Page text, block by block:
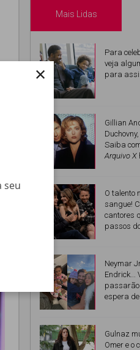
seu
×
Mais Lidas
Para
veja
para
Gillian
Saiba
Arquivo X
O talento
sangue!
cantores
passos
Neymar
Endrick...
passarão
espera
Gulnaz
Omer e o
NO ESTRELANDO